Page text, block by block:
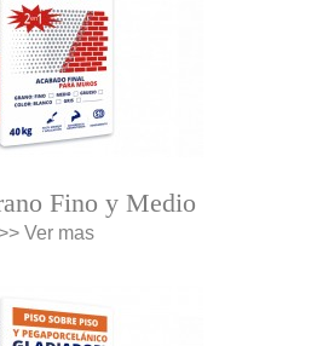
Fino y Medio
Ver mas